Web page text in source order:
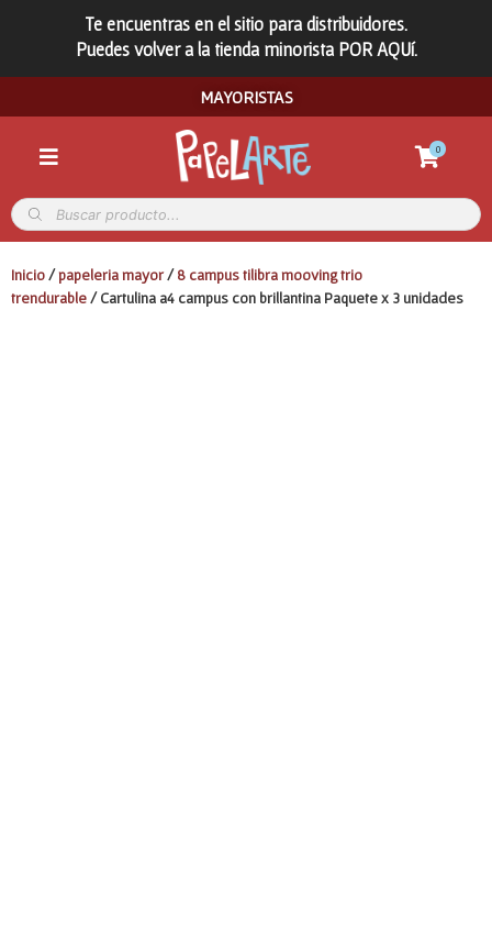
Te encuentras en el sitio para distribuidores.
Puedes volver a la tienda minorista POR AQUí.
MAYORISTAS
0
Inicio/papeleria mayor/8 campus tilibra mooving trio
trendurable/ Cartulina a4 campus con brillantina Paquete x 3 unidades